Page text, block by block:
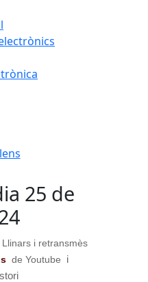
25 de
i retransmès
de Youtube
i